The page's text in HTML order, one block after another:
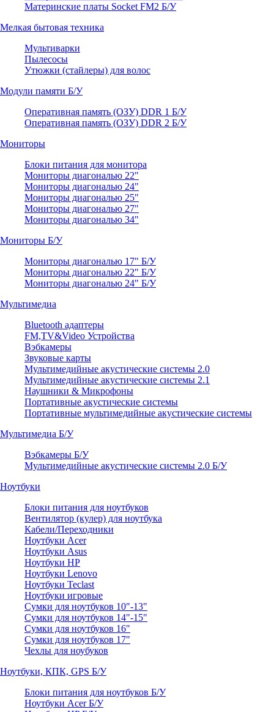
Материнские платы Socket FM2 Б/У
Мелкая бытовая техника
Мультиварки
Пылесосы
Утюжки (стайлеры) для волос
Модули памяти Б/У
Оперативная память (ОЗУ) DDR 1 Б/У
Оперативная память (ОЗУ) DDR 2 Б/У
Мониторы
Блоки питания для монитора
Мониторы диагональю 22"
Мониторы диагональю 24"
Мониторы диагональю 25"
Мониторы диагональю 27"
Мониторы диагональю 34"
Мониторы Б/У
Мониторы диагональю 17" Б/У
Мониторы диагональю 22" Б/У
Мониторы диагональю 24" Б/У
Мультимедиа
Bluetooth адаптеры
FM,TV&Video Устройства
Вэбкамеры
Звуковые карты
Мультимедийные акустические системы 2.0
Мультимедийные акустические системы 2.1
Наушники & Микрофоны
Портативные акустические системы
Портативные мультимедийные акустические системы
Мультимедиа Б/У
Вэбкамеры Б/У
Мультимедийные акустические системы 2.0 Б/У
Ноутбуки
Блоки питания для ноутбуков
Вентилятор (кулер) для ноутбука
Кабели/Переходники
Ноутбуки Acer
Ноутбуки Asus
Ноутбуки HP
Ноутбуки Lenovo
Ноутбуки Teclast
Ноутбуки игровые
Сумки для ноутбуков 10"-13"
Сумки для ноутбуков 14"-15"
Сумки для ноутбуков 16"
Сумки для ноутбуков 17"
Чехлы для ноубуков
Ноутбуки, КПК, GPS Б/У
Блоки питания для ноутбуков Б/У
Ноутбуки Acer Б/У